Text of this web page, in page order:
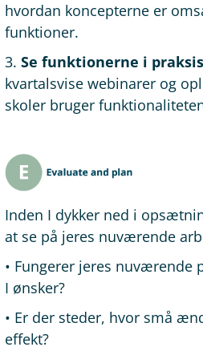
hvordan koncepterne er
funktioner.
3. Se funktionerne i
kvartalsvise webinarer og
skoler bruger
Inden I dykker ned i
at se på jeres nuværende
• Fungerer jeres nuværende
I ønsker?
• Er der steder, hvor små
effekt?